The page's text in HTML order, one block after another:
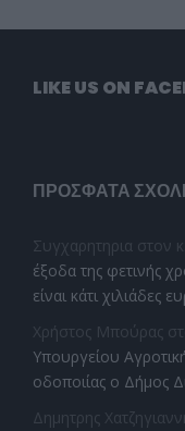
LIKE US ON
ΠΡΌΣΦΑΤΑ
Συγχαρητηρια στον
έξοδα της φετινής
είναι κάτι χιλιάδες
Χρήστος Μπούρας
Υπουργείου
οδοποιίας ο Δήμος
Δημητρης